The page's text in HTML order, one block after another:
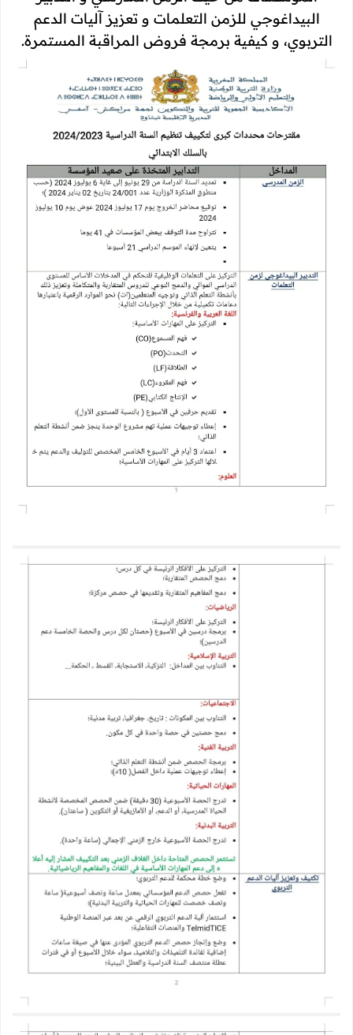
البيداغوجي للزمن التعلمات و تعزيز آليات الدعم
التربوي، و كيفية برمجة فروض المراقبة المستمرة.